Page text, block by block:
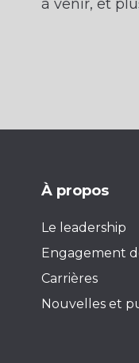
à venir, et
À propos
Le leadership
Engagement
Carrières
Nouvelles et